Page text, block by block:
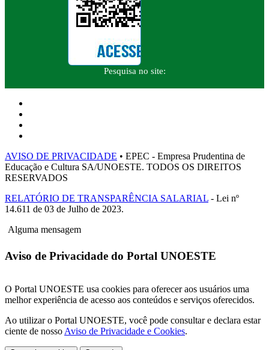
Pesquisa no site:
AVISO DE PRIVACIDADE • EPEC - Empresa Prudentina de
Educação e Cultura SA/UNOESTE. TODOS OS DIREITOS
RESERVADOS
RELATÓRIO DE TRANSPARÊNCIA SALARIAL - Lei nº
14.611 de 03 de Julho de 2023.
Alguma mensagem
Aviso de Privacidade do Portal UNOESTE
O Portal UNOESTE usa cookies para oferecer aos usuários uma
melhor experiência de acesso aos conteúdos e serviços oferecidos.
Ao utilizar o Portal UNOESTE, você pode consultar e declara estar
ciente de nosso Aviso de Privacidade e Cookies.